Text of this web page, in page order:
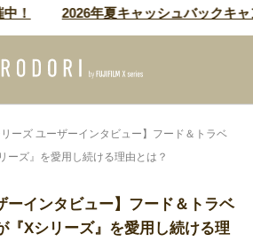
2026年夏キャッシュバックキャン
リーズ ユーザーインタビュー】フード＆トラベ
ーズ』を愛用し続ける理由とは？
ーインタビュー】フード＆トラベ
『Xシリーズ』を愛用し続ける理